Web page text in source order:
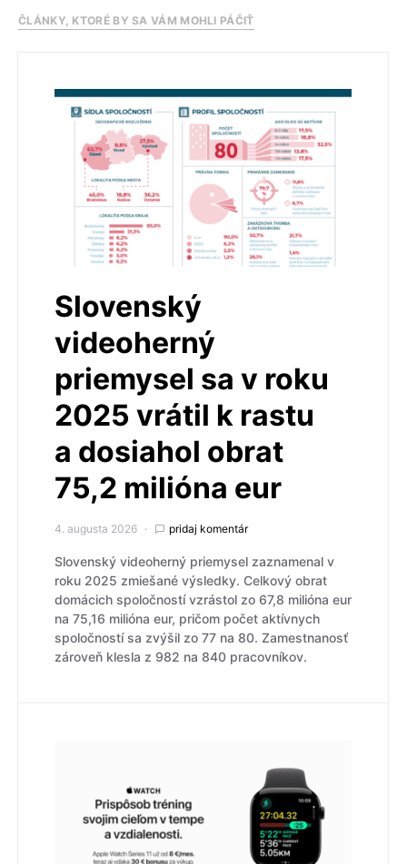
ČLÁNKY, KTORÉ BY SA VÁM MOHLI PÁČIŤ
Slovenský
videoherný
priemysel sa v roku
2025 vrátil k rastu
a dosiahol obrat
75,2 milióna eur
4. augusta 2026 pridaj komentár
Slovenský videoherný priemysel zaznamenal v
roku 2025 zmiešané výsledky. Celkový obrat
domácich spoločností vzrástol zo 67,8 milióna eur
na 75,16 milióna eur, pričom počet aktívnych
spoločností sa zvýšil zo 77 na 80. Zamestnanosť
zároveň klesla z 982 na 840 pracovníkov.